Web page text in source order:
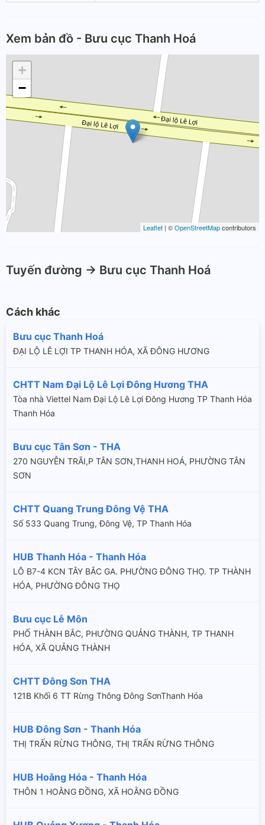
Xem bản đồ - Bưu cục Thanh Hoá
+
−
Leaflet | ©OpenStreetMapcontributors
Tuyến đường -> Bưu cục Thanh Hoá
Cách khác
Bưu cục Thanh Hoá
ĐẠI LỘ LÊ LỢI TP THANH HÓA, XÃ ĐÔNG HƯƠNG
CHTT Nam Đại Lộ Lê Lợi Đông Hương THA
Tòa nhà Viettel Nam Đại Lộ Lê Lợi Đông Hương TP Thanh Hóa
Thanh Hóa
Bưu cục Tân Sơn - THA
270 NGUYỄN TRÃI,P TÂN SƠN,THANH HOÁ, PHƯỜNG TÂN
SƠN
CHTT Quang Trung Đông Vệ THA
Số 533 Quang Trung, Đông Vệ, TP Thanh Hóa
HUB Thanh Hóa - Thanh Hóa
LÔ B7-4 KCN TÂY BẮC GA. PHƯỜNG ĐÔNG THỌ. TP THÀNH
HÓA, PHƯỜNG ĐÔNG THỌ
Bưu cục Lễ Môn
PHỐ THÀNH BẮC, PHƯỜNG QUẢNG THÀNH, TP THANH
HÓA, XÃ QUẢNG THÀNH
CHTT Đông Sơn THA
121B Khối 6 TT Rừng Thông Đông SơnThanh Hóa
HUB Đông Sơn - Thanh Hóa
THỊ TRẤN RỪNG THÔNG, THỊ TRẤN RỪNG THÔNG
HUB Hoằng Hóa - Thanh Hóa
THÔN 1 HOẰNG ĐỒNG, XÃ HOẰNG ĐỒNG